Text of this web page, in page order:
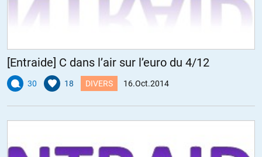
[Entraide] C dans l’air sur l’euro du 4/12
30 18 DIVERS 16.Oct.2014